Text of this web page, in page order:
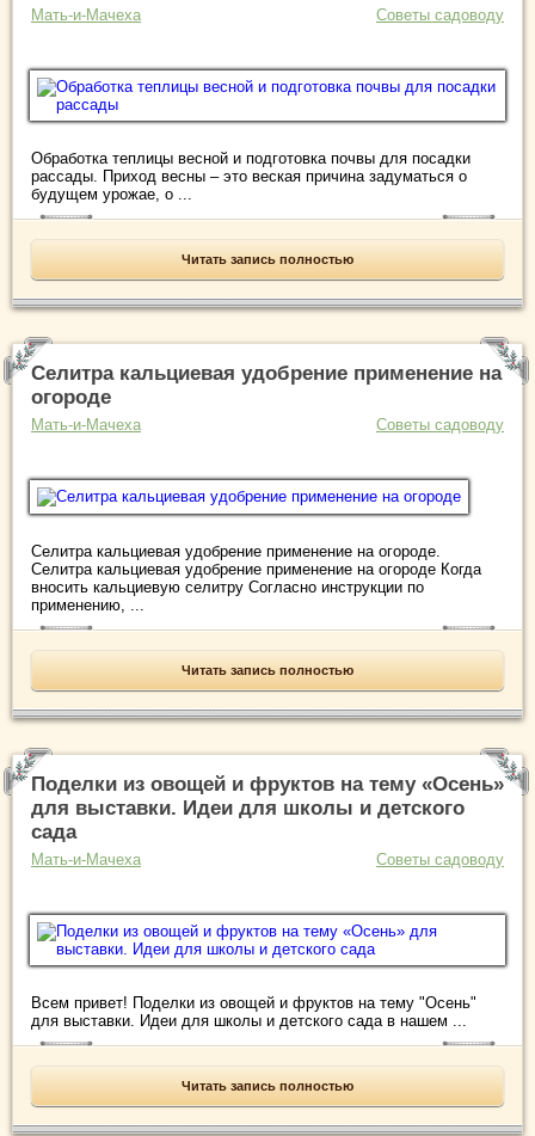
Мать-и-Мачеха Советы садоводу
Обработка теплицы весной и подготовка почвы для посадки
рассады. Приход весны – это веская причина задуматься о
будущем урожае, о ...
Читать запись полностью
Селитра кальциевая удобрение применение на
огороде
Мать-и-Мачеха Советы садоводу
Селитра кальциевая удобрение применение на огороде.
Селитра кальциевая удобрение применение на огороде Когда
вносить кальциевую селитру Согласно инструкции по
применению, ...
Читать запись полностью
Поделки из овощей и фруктов на тему «Осень»
для выставки. Идеи для школы и детского
сада
Мать-и-Мачеха Советы садоводу
Всем привет! Поделки из овощей и фруктов на тему "Осень"
для выставки. Идеи для школы и детского сада в нашем ...
Читать запись полностью